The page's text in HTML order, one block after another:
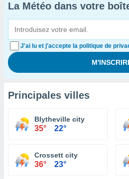
La Météo dans votre
J'ai lu et j'accepte la politique de
Principales villes
Blytheville city
35° 22°
Crossett city
36° 23°